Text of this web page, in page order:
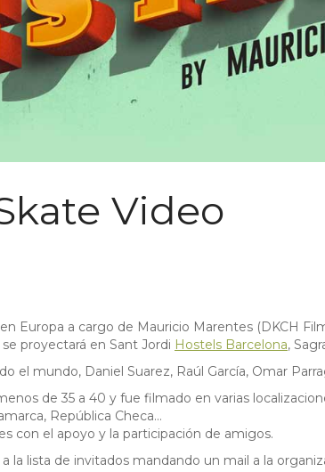
Video
Europa a cargo de Mauricio Marentes (DKCH
proyectará en Sant Jordi Hostels Barcelona,
el mundo, Daniel Suarez, Raúl García, Omar
de 35 a 40 y fue filmado en varias
República Checa…
con el apoyo y la participación de amigos.
la lista de invitados mandando un mail a la